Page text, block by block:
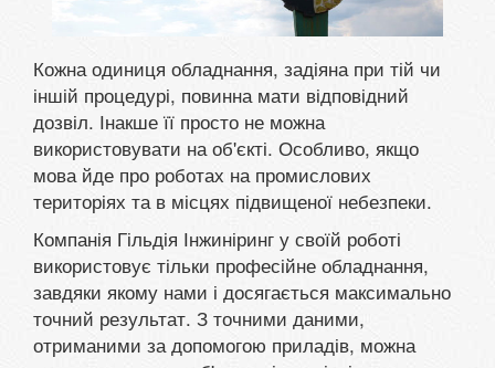
Кожна одиниця обладнання, задіяна при тій чи
іншій процедурі, повинна мати відповідний
дозвіл. Інакше її просто не можна
використовувати на об'єкті. Особливо, якщо
мова йде про роботах на промислових
територіях та в місцях підвищеної небезпеки.
Компанія Гільдія Інжиніринг у своїй роботі
використовує тільки професійне обладнання,
завдяки якому нами і досягається максимально
точний результат. З точними даними,
отриманими за допомогою приладів, можна